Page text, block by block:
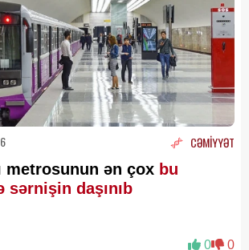
CƏMİYYƏT
metrosunun ən çox bu
sərnişin daşınıb
0 0